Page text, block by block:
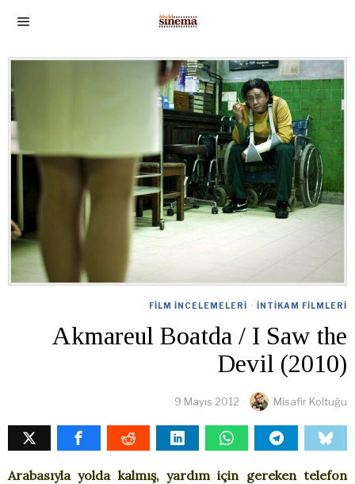
FILM İNCELEMELERI · İNTIKAM FILMLERI
Akmareul Boatda / I Saw the
Devil (2010)
9 Mayıs 2012 Misafir Koltuğu
Arabasıyla yolda kalmış, yardım için gereken telefon